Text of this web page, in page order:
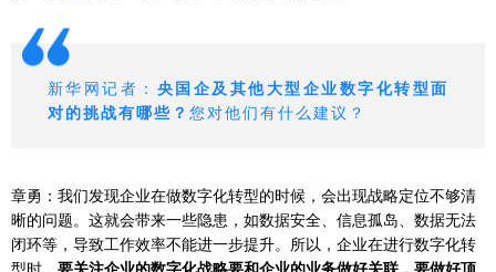
新华网记者： 央国企及其他大型企业数字化转型面
对的挑战有哪些？ 您对他们有什么建议？
章勇：我们发现企业在做数字化转型的时候，会出现战略定位不够清
晰的问题。这就会带来一些隐患，如数据安全、信息孤岛、数据无法
闭环等，导致工作效率不能进一步提升。所以，企业在进行数字化转